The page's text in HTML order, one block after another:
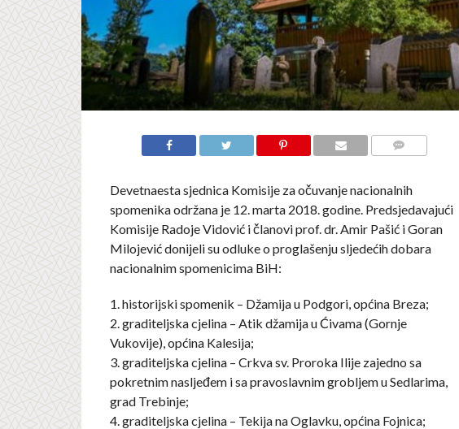
Devetnaesta sjednica Komisije za očuvanje nacionalnih
spomenika održana je 12. marta 2018. godine. Predsjedavajući
Komisije Radoje Vidović i članovi prof. dr. Amir Pašić i Goran
Milojević donijeli su odluke o proglašenju sljedećih dobara
nacionalnim spomenicima BiH:
1. historijski spomenik – Džamija u Podgori, općina Breza;
2. graditeljska cjelina – Atik džamija u Ćivama (Gornje
Vukovije), općina Kalesija;
3. graditeljska cjelina – Crkva sv. Proroka Ilije zajedno sa
pokretnim nasljeđem i sa pravoslavnim grobljem u Sedlarima,
grad Trebinje;
4. graditeljska cjelina – Tekija na Oglavku, općina Fojnica;